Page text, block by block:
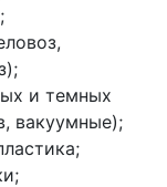
и темных
вакуумные);